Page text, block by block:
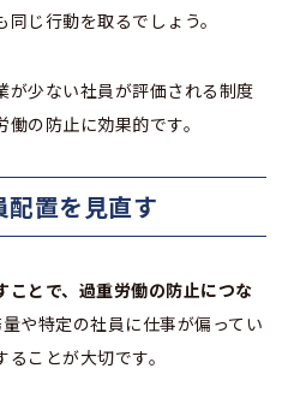
じ行動を取るでしょう。
が少ない社員が評価される制度
の防止に効果的です。
置を見直す
ことで、過重労働の防止につな
や特定の社員に仕事が偏ってい
ことが大切です。